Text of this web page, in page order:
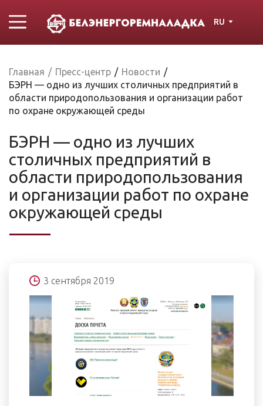
RU
Главная / Пресс-центр / Новости /
БЭРН — одно из лучших столичных предприятий в
области природопользования и организации работ
по охране окружающей среды
БЭРН — одно из лучших
столичных предприятий в
области природопользования
и организации работ по охране
окружающей среды
3 сентября 2019